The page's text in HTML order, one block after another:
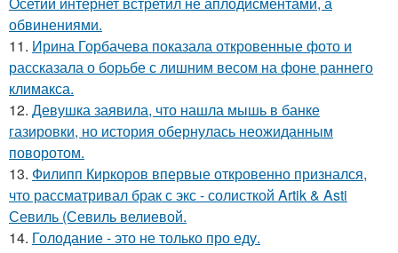
обвинениями.
11. Ирина Горбачева показала откровенные фото и
рассказала о борьбе с лишним весом на фоне раннего
климакса.
12. Девушка заявила, что нашла мышь в банке
газировки, но история обернулась неожиданным
поворотом.
13. Филипп Киркоров впервые откровенно признался,
что рассматривал брак с экс - солисткой Artik & Asti
Севиль (Севиль велиевой.
14. Голодание - это не только про еду.